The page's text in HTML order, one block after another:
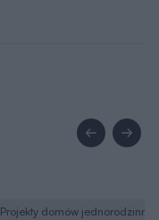
Projekty domów